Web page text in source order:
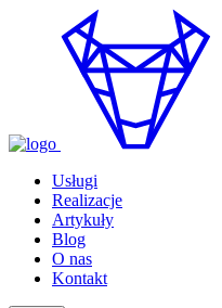
Usługi
Realizacje
Artykuły
Blog
O nas
Kontakt